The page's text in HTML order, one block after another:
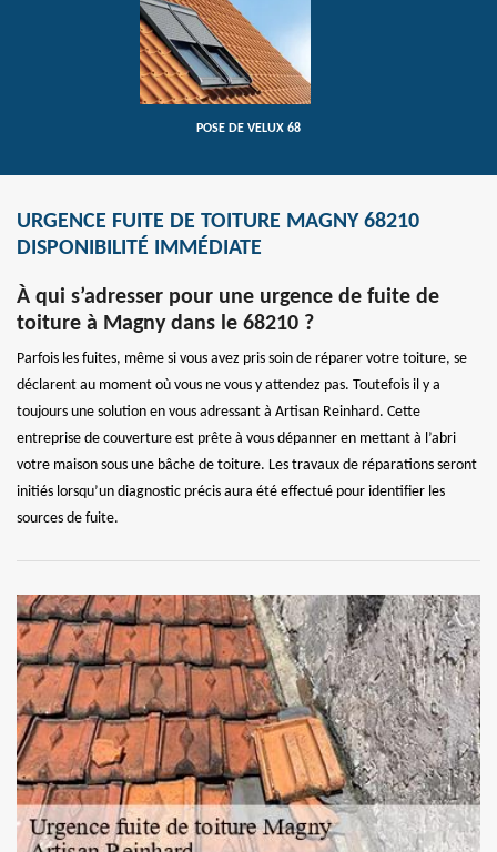
POSE DE VELUX 68
URGENCE FUITE DE TOITURE MAGNY 68210
DISPONIBILITÉ IMMÉDIATE
À qui s’adresser pour une urgence de fuite de
toiture à Magny dans le 68210 ?
Parfois les fuites, même si vous avez pris soin de réparer votre toiture, se
déclarent au moment où vous ne vous y attendez pas. Toutefois il y a
toujours une solution en vous adressant à Artisan Reinhard. Cette
entreprise de couverture est prête à vous dépanner en mettant à l’abri
votre maison sous une bâche de toiture. Les travaux de réparations seront
initiés lorsqu’un diagnostic précis aura été effectué pour identifier les
sources de fuite.